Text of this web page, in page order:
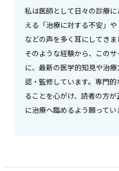
私は医師として日々の診療
える「治療に対する不安」や
などの声を多く耳にしてきま
そのような経験から、この
に、最新の医学的知見や治
認・監修しています。専門
ることを心がけ、読者の方
に治療へ臨めるよう願ってい